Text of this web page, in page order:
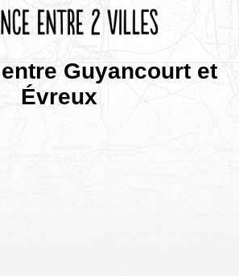
Guyancourt et
Évreux